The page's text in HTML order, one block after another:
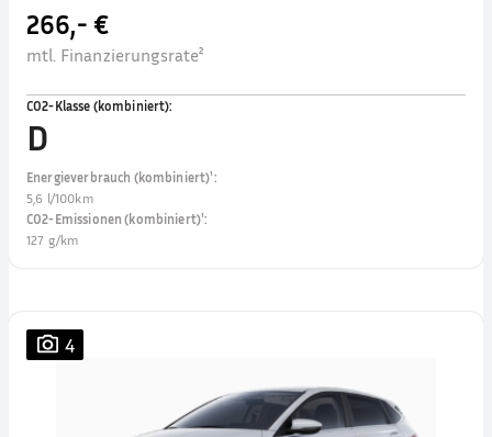
266,- €
mtl. Finanzierungsrate²
CO2-Klasse (kombiniert):
D
Energieverbrauch (kombiniert)¹:
5,6 l/100km
CO2-Emissionen (kombiniert)¹:
127 g/km
4